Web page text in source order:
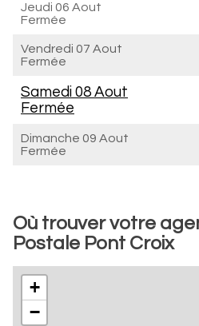
Jeudi 06 Aout
Fermée
Vendredi 07 Aout
Fermée
Samedi 08 Aout
Fermée
Dimanche 09 Aout
Fermée
Où trouver votre
Postale Pont Croix
+
−